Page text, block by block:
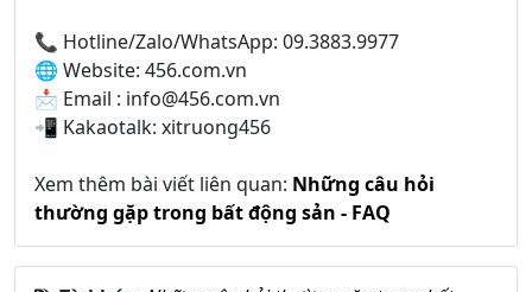
📞 Hotline/Zalo/WhatsApp: 09.3883.9977
🌐 Website: 456.com.vn
📩 Email : info@456.com.vn
📲 Kakaotalk: xitruong456
Xem thêm bài viết liên quan: Những câu hỏi
thường gặp trong bất động sản - FAQ